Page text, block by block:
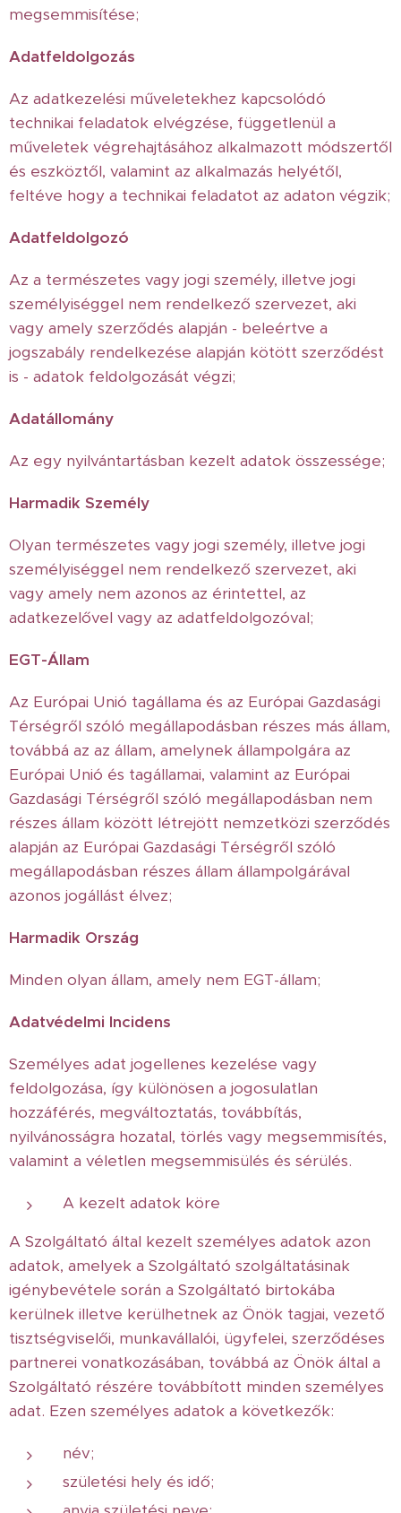
megsemmisítése;
Adatfeldolgozás
Az adatkezelési műveletekhez kapcsolódó
technikai feladatok elvégzése, függetlenül a
műveletek végrehajtásához alkalmazott módszertől
és eszköztől, valamint az alkalmazás helyétől,
feltéve hogy a technikai feladatot az adaton végzik;
Adatfeldolgozó
Az a természetes vagy jogi személy, illetve jogi
személyiséggel nem rendelkező szervezet, aki
vagy amely szerződés alapján - beleértve a
jogszabály rendelkezése alapján kötött szerződést
is - adatok feldolgozását végzi;
Adatállomány
Az egy nyilvántartásban kezelt adatok összessége;
Harmadik Személy
Olyan természetes vagy jogi személy, illetve jogi
személyiséggel nem rendelkező szervezet, aki
vagy amely nem azonos az érintettel, az
adatkezelővel vagy az adatfeldolgozóval;
EGT-Állam
Az Európai Unió tagállama és az Európai Gazdasági
Térségről szóló megállapodásban részes más állam,
továbbá az az állam, amelynek állampolgára az
Európai Unió és tagállamai, valamint az Európai
Gazdasági Térségről szóló megállapodásban nem
részes állam között létrejött nemzetközi szerződés
alapján az Európai Gazdasági Térségről szóló
megállapodásban részes állam állampolgárával
azonos jogállást élvez;
Harmadik Ország
Minden olyan állam, amely nem EGT-állam;
Adatvédelmi Incidens
Személyes adat jogellenes kezelése vagy
feldolgozása, így különösen a jogosulatlan
hozzáférés, megváltoztatás, továbbítás,
nyilvánosságra hozatal, törlés vagy megsemmisítés,
valamint a véletlen megsemmisülés és sérülés.
A kezelt adatok köre
A Szolgáltató által kezelt személyes adatok azon
adatok, amelyek a Szolgáltató szolgáltatásinak
igénybevétele során a Szolgáltató birtokába
kerülnek illetve kerülhetnek az Önök tagjai, vezető
tisztségviselői, munkavállalói, ügyfelei, szerződéses
partnerei vonatkozásában, továbbá az Önök által a
Szolgáltató részére továbbított minden személyes
adat. Ezen személyes adatok a következők:
név;
születési hely és idő;